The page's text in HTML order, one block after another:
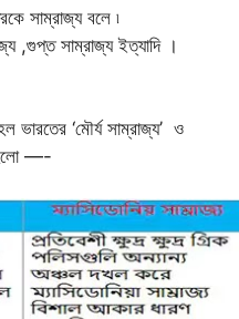
সাম্রাজ্য বলে ৷
,গুপ্ত সাম্রাজ্য ইত্যাদি ।
ভারতের ‘মৌর্য সাম্রাজ্য’ ও
হলো —-